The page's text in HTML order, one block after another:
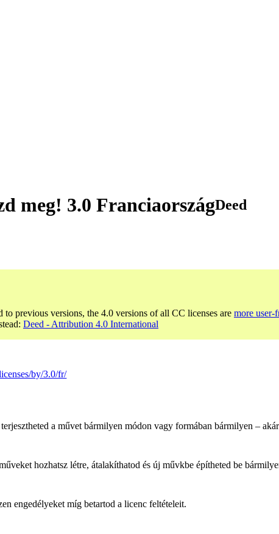
meg! 3.0 FranciaországDeed
previous versions, the 4.0 versions of all CC licenses are more user-
Deed - Attribution 4.0 International
by/3.0/fr/
a művet bármilyen módon vagy formában bármilyen –
hozhatsz létre, átalakíthatod és új művkbe építheted be
engedélyeket míg betartod a licenc feltételeit.